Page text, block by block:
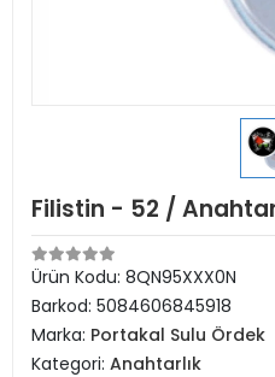
Filistin - 52 /
Ürün Kodu: 8QN95XXX0N
Barkod: 5084606845918
Marka: Portakal Sulu Ördek
Kategori: Anahtarlık